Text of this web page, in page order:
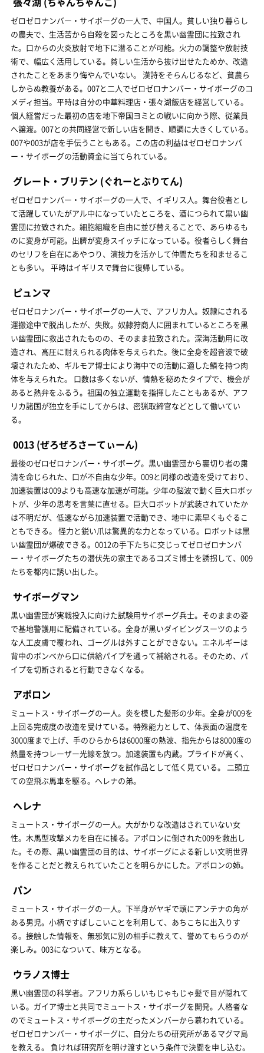
ゼロゼロナンバー・サイボーグの一人で、中国人。貧しい独り暮らし
の農夫で、生活苦から自殺を図ったところを黒い幽霊団に拉致され
た。口からの火炎放射で地下に潜ることが可能。火力の調整や放射技
術で、幅広く活用している。貧しい生活から抜け出せたためか、改造
されたことをあまり悔やんでいない。 漢詩をそらんじるなど、貧農ら
しからぬ教養がある。007と二人でゼロゼロナンバー・サイボーグのコ
メディ担当。平時は自分の中華料理店・張々湖飯店を経営している。
個人経営だった最初の店を地下帝国ヨミとの戦いに向かう際、従業員
へ譲渡。007との共同経営で新しい店を開き、順調に大きくしている。
007や003が店を手伝うこともある。この店の利益はゼロゼロナンバ
ー・サイボーグの活動資金に当てられている。
グレート・ブリテン (ぐれーとぶりてん)
ゼロゼロナンバー・サイボーグの一人で、イギリス人。舞台役者とし
て活躍していたがアル中になっていたところを、酒につられて黒い幽
霊団に拉致された。細胞組織を自由に並び替えることで、あらゆるも
のに変身が可能。出臍が変身スイッチになっている。役者らしく舞台
のセリフを自在にあやつり、演技力を活かして仲間たちを和ませるこ
とも多い。 平時はイギリスで舞台に復帰している。
ピュンマ
ゼロゼロナンバー・サイボーグの一人で、アフリカ人。奴隷にされる
運搬途中で脱出したが、失敗。奴隷狩商人に囲まれているところを黒
い幽霊団に救出されたものの、そのまま拉致された。深海活動用に改
造され、高圧に耐えられる肉体を与えられた。後に全身を超音波で破
壊されたため、ギルモア博士により海中での活動に適した鱗を持つ肉
体を与えられた。 口数は多くないが、情熱を秘めたタイプで、機会が
あると熱弁をふるう。祖国の独立運動を指揮したこともあるが、アフ
リカ諸国が独立を手にしてからは、密猟取締官などとして働いてい
る。
0013 (ぜろぜろさーてぃーん)
最後のゼロゼロナンバー・サイボーグ。黒い幽霊団から裏切り者の粛
清を命じられた、口が不自由な少年。009と同様の改造を受けており、
加速装置は009よりも高速な加速が可能。少年の脳波で動く巨大ロボッ
トが、少年の思考を言葉に直せる。巨大ロボットが武装されていたか
は不明だが、低速ながら加速装置で活動でき、地中に素早くもぐるこ
ともできる。 怪力と鋭い爪は驚異的な力となっている。ロボットは黒
い幽霊団が爆破できる。0012の手下たちに交じってゼロゼロナンバ
ー・サイボーグたちの潜伏先の家主であるコズミ博士を誘拐して、009
たちを都内に誘い出した。
サイボーグマン
黒い幽霊団が実戦投入に向けた試験用サイボーグ兵士。そのままの姿
で基地警護用に配備されている。全身が黒いダイビングスーツのよう
な人工皮膚で覆われ、ゴーグルは外すことができない。エネルギーは
背中のボンベから口に供給パイプを通って補給される。そのため、パ
イプを切断されると行動できなくなる。
アポロン
ミュートス・サイボーグの一人。炎を模した髪形の少年。全身が009を
上回る完成度の改造を受けている。特殊能力として、体表面の温度を
3000度まで上げ、手のひらからは6000度の熱波、指先からは8000度の
熱量を持つレーザー光線を放つ。加速装置も内蔵。プライドが高く、
ゼロゼロナンバー・サイボーグを試作品として低く見ている。 二頭立
ての空飛ぶ馬車を駆る。ヘレナの弟。
ヘレナ
ミュートス・サイボーグの一人。大がかりな改造はされていない女
性。木馬型攻撃メカを自在に操る。アポロンに倒された009を救出し
た。その際、黒い幽霊団の目的は、サイボーグによる新しい文明世界
を作ることだと教えられていたことを明らかにした。アポロンの姉。
パン
ミュートス・サイボーグの一人。下半身がヤギで頭にアンテナの角が
ある男児。小柄ですばしこいことを利用して、あちこちに出入りす
る。接触した情報を、無邪気に別の相手に教えて、誉めてもらうのが
楽しみ。003になついて、味方となる。
ウラノス博士
黒い幽霊団の科学者。アフリカ系らしいもじゃもじゃ髪で目が隠れて
いる。ガイア博士と共同でミュートス・サイボーグを開発。人格者な
のでミュートス・サイボーグの主だったメンバーから慕われている。
ゼロゼロナンバー・サイボーグに、自分たちの研究所があるマグマ島
を教える。 負ければ研究所を明け渡すという条件で決闘を申し込む。